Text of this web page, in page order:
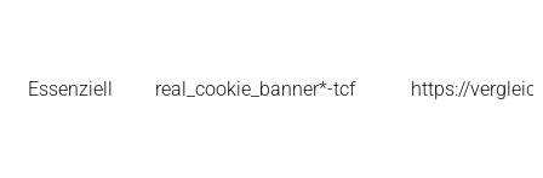
Essenziell real_cookie_banner*-tcf https://